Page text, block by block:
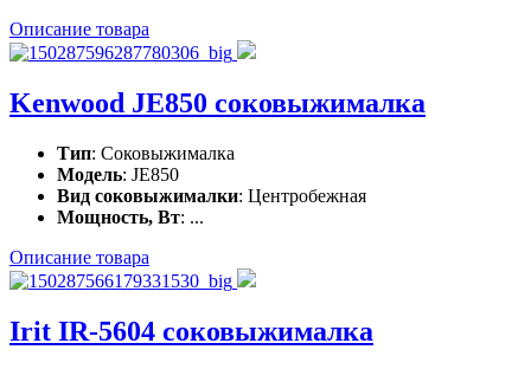
Описание товара
Kenwood JE850 соковыжималка
Тип: Соковыжималка
Модель: JE850
Вид соковыжималки: Центробежная
Мощность, Вт: ...
Описание товара
Irit IR-5604 соковыжималка